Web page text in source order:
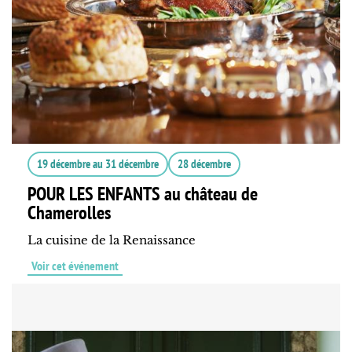
19 décembreau 31 décembre 28 décembre
POUR LES ENFANTS au château de
Chamerolles
La cuisine de la Renaissance
Voir cet événement